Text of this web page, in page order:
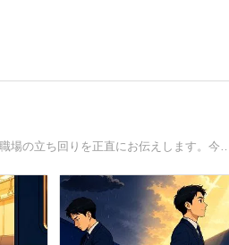
ブラック企業に10年勤め、転職で環境を変えた経験者が、ブラック企業の見分け方・転職・職場の立ち回りを正直にお伝えします。